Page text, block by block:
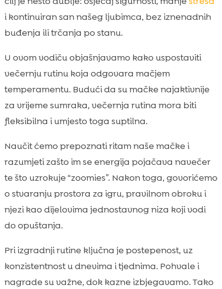
Večernja igra kao ključ: trošenje energije
prije spavanja
Hranjenje navečer: raspored obroka i
CricksyCat kao dio rutine: kvalitetna
prehrana bez nepotrebnih okidača
Rutina njege prije spavanja: četkanje, zubi i
Higijena pijeska i mirisi u domu: kako noć
učiniti ugodnijom
Nagrade, smirivanje i “signal za kraj dana”

Prilagodba rutine prema dobi i karakteru
mačke
 Kako mjerimo uspjeh i fino podešavamo
 Zaključak
 FAQ
i kontinuiran san našeg ljubimca, bez iznenadnih
buđenja ili trčanja po stanu.
U ovom vodiču objašnjavamo kako uspostaviti
večernju rutinu koja odgovara mačjem
temperamentu. Budući da su mačke najaktivnije
za vrijeme sumraka, večernja rutina mora biti
fleksibilna i umjesto toga suptilna.
Naučit ćemo prepoznati ritam naše mačke i
razumjeti zašto im se energija pojačava navečer
te što uzrokuje “zoomies”. Nakon toga, govorićemo
o stvaranju prostora za igru, pravilnom obroku i
njezi kao dijelovima jednostavnog niza koji vodi
do opuštanja.
Pri izgradnji rutine ključna je postepenost, uz
konzistentnost u dnevima i tjednima. Pohvale i
nagrade su važne, dok kazne izbjegavamo. Tako